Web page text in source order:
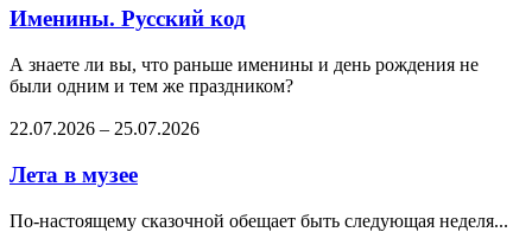
Именины. Русский код
А знаете ли вы, что раньше именины и день рождения не
были одним и тем же праздником?
22.07.2026 – 25.07.2026
Лета в музее
По-настоящему сказочной обещает быть следующая неделя...